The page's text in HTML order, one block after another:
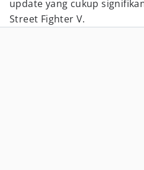
update yang cukup
Street Fighter V.